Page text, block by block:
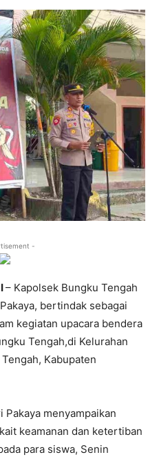
-
– Kapolsek Bungku Tengah
bertindak sebagai
kegiatan upacara bendera
Tengah,di Kelurahan
Kabupaten
Pakaya menyampaikan
keamanan dan ketertiban
para siswa, Senin